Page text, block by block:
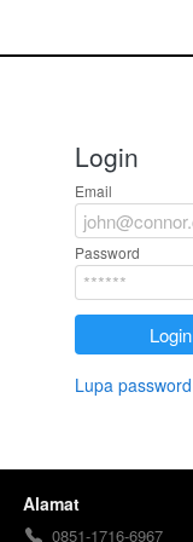
Login
Email
Password
`Login
Lupa password
Alamat
0851-1716-6967